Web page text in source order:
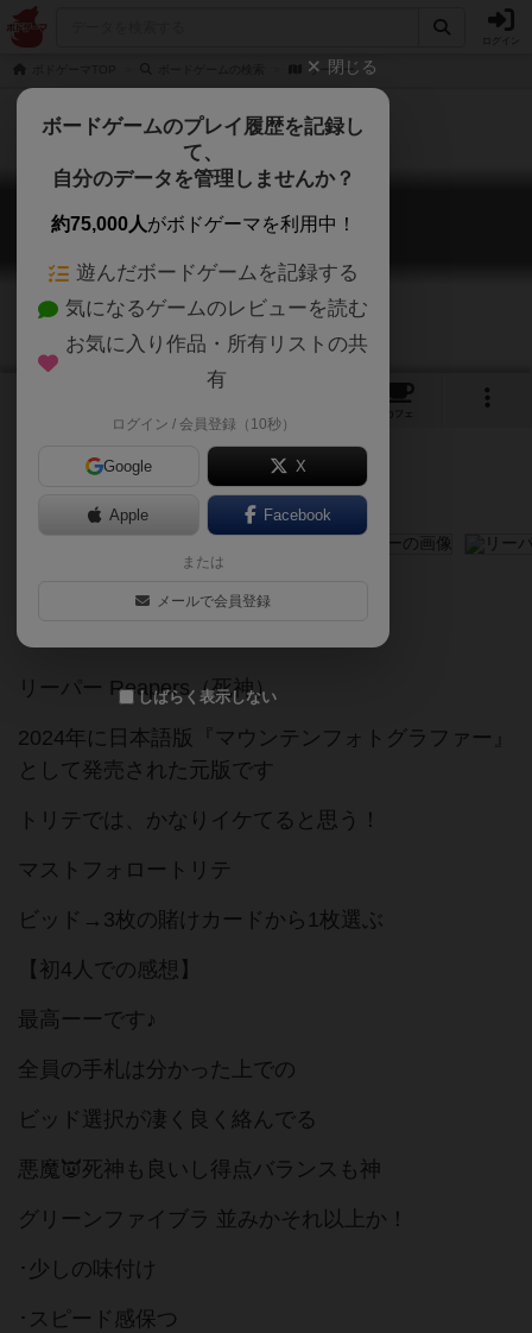
リーパー
リーパー
Reapers
カフェ
BGG評価7.0／重さ2.00／4人ベスト
リーパー Reapers（死神）
2024年に日本語版『マウンテンフォトグラファー』
として発売された元版です
トリテでは、かなりイケてると思う！
マストフォロートリテ
ビッド→3枚の賭けカードから1枚選ぶ
【初4人での感想】
最高ーーです♪
全員の手札は分かった上での
ビッド選択が凄く良く絡んでる
悪魔👿死神も良いし得点バランスも神
グリーンファイブラ 並みかそれ以上か！
･少しの味付け
･スピード感保つ
閉じる
ボードゲームのプレイ履歴を記録し
て、
自分のデータを管理しませんか？
約75,000人がボドゲーマを利用中！
遊んだボードゲームを記録する
気になるゲームのレビューを読む
お気に入り作品・所有リストの共
有
ログイン / 会員登録（10秒）
Google X
Apple Facebook
または
メールで会員登録
しばらく表示しない